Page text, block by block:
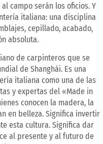
campo serán los oficios. Y
italiana: una disciplina
cepillado, acabado,
absoluta.
de carpinteros que se
de Shanghái. Es una
italiana como una de las
y expertas del «Made in
conocen la madera, la
en belleza. Significa invertir
esta cultura. Significa dar
al presente y al futuro de